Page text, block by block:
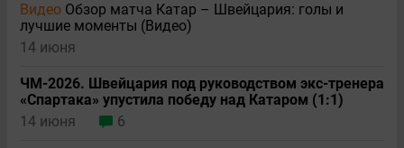
Видео Обзор матча Катар – Швейцария: голы и
лучшие моменты (Видео)
14 июня
ЧМ-2026. Швейцария под руководством экс-тренера
«Спартака» упустила победу над Катаром (1:1)
14 июня
6